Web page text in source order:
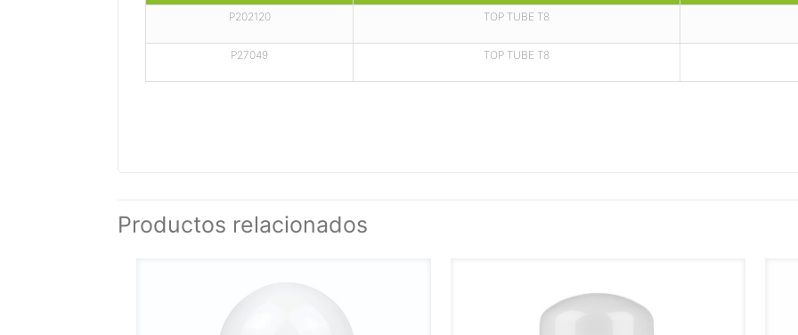
P202120
TOP TUBE T8
P27049 TOP TUBE T8
Productos relacionados